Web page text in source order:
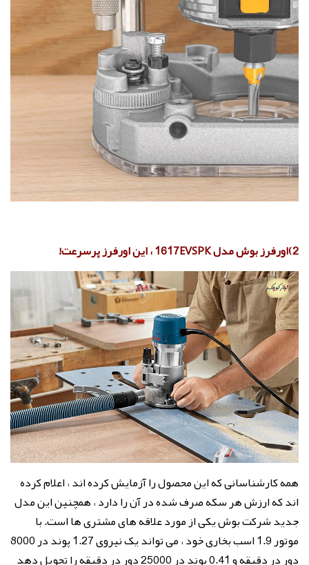
2)اورفرز بوش مدل 1617EVSPK ، این اورفرز پرسرعت!
همه کارشناسانی که این محصول را آزمایش کرده اند ، اعلام کرده
اند که ارزش هر سکه صرف شده در آن را دارد ، همچنین این مدل
جدید شرکت بوش یکی از مورد علاقه های مشتری ها است. با
موتور 1.9 اسب بخاری خود ، می تواند یک نیروی 1.27 پوند در 8000
دور در دقیقه و 0.41 پوند در 25000 دور در دقیقه را تحویل دهد